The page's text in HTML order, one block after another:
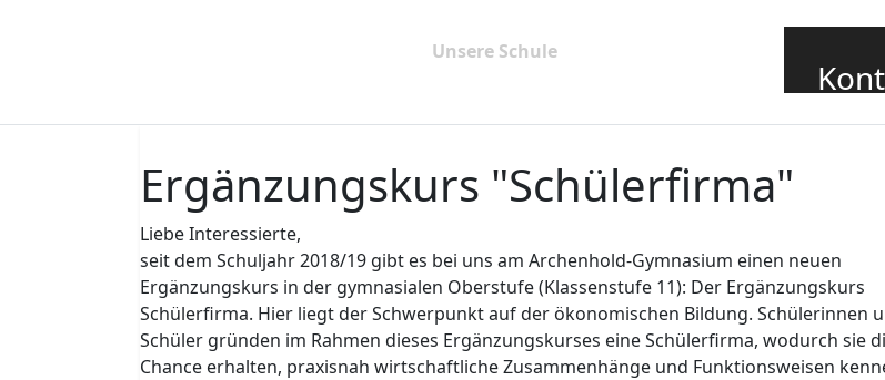
Unsere Schule
030
030
Ergänzungskurs "Schülerfirma"
Liebe Interessierte,
seit dem Schuljahr 2018/19 gibt es bei uns am Archenhold-Gymnasium einen neuen
Ergänzungskurs in der gymnasialen Oberstufe (Klassenstufe 11): Der Ergänzungskurs
Schülerfirma. Hier liegt der Schwerpunkt auf der ökonomischen Bildung. Schülerinnen
Schüler gründen im Rahmen dieses Ergänzungskurses eine Schülerfirma, wodurch sie
Chance erhalten, praxisnah wirtschaftliche Zusammenhänge und Funktionsweisen